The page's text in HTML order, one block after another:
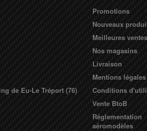
de Eu-Le Tréport (76)
Promotions
Nouveaux
Meilleures ventes
Nos magasins
Livraison
Mentions légales
Conditions
Vente BtoB
Réglementation
aéromodèles